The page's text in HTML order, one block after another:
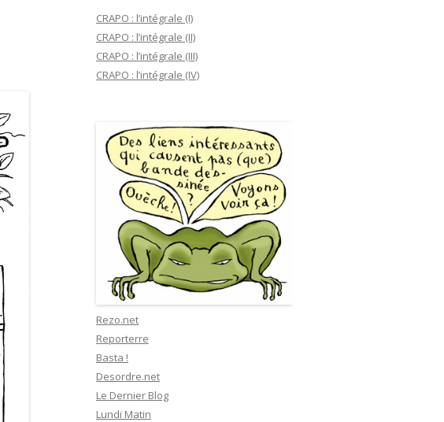
CRAPO : l’intégrale (I)
CRAPO : l’intégrale (II)
CRAPO : l’intégrale (III)
CRAPO : l’intégrale (IV)
Rezo.net
Reporterre
Basta !
Desordre.net
Le Dernier Blog
Lundi Matin